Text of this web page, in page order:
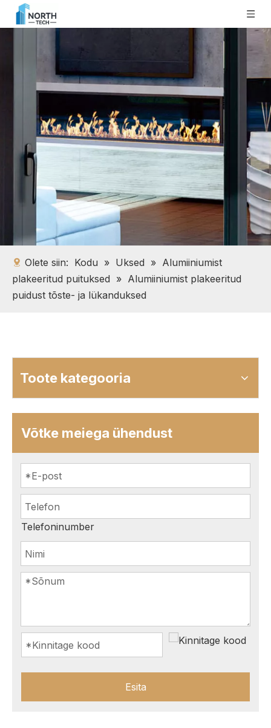
Olete siin: Kodu » Uksed » Alumiiniumist
plakeeritud puituksed » Alumiiniumist plakeeritud
puidust tõste- ja lükanduksed
Toote kategooria
Võtke meiega ühendust
Telefoninumber
Esita